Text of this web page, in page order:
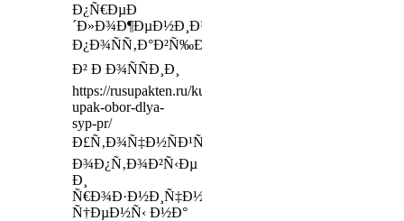
Ð¿Ñ€ÐµÐ
´Ð»Ð¾Ð¶ÐµÐ½Ð¸Ð¹
Ð¿Ð¾ÑÑ‚Ð°Ð²Ñ‰Ð¸ÐºÐ¾Ð²
Ð² Ð Ð¾ÑÑÐ¸Ð¸
https://rusupakten.ru/kupit-
upak-obor-dlya-
syp-pr/
Ð£Ñ‚Ð¾Ñ‡Ð½ÑÐ¹Ñ‚Ðµ
Ð¾Ð¿Ñ‚Ð¾Ð²Ñ‹Ðµ
Ð¸
Ñ€Ð¾Ð·Ð½Ð¸Ñ‡Ð½Ñ‹Ðµ
Ñ†ÐµÐ½Ñ‹ Ð½Ð°